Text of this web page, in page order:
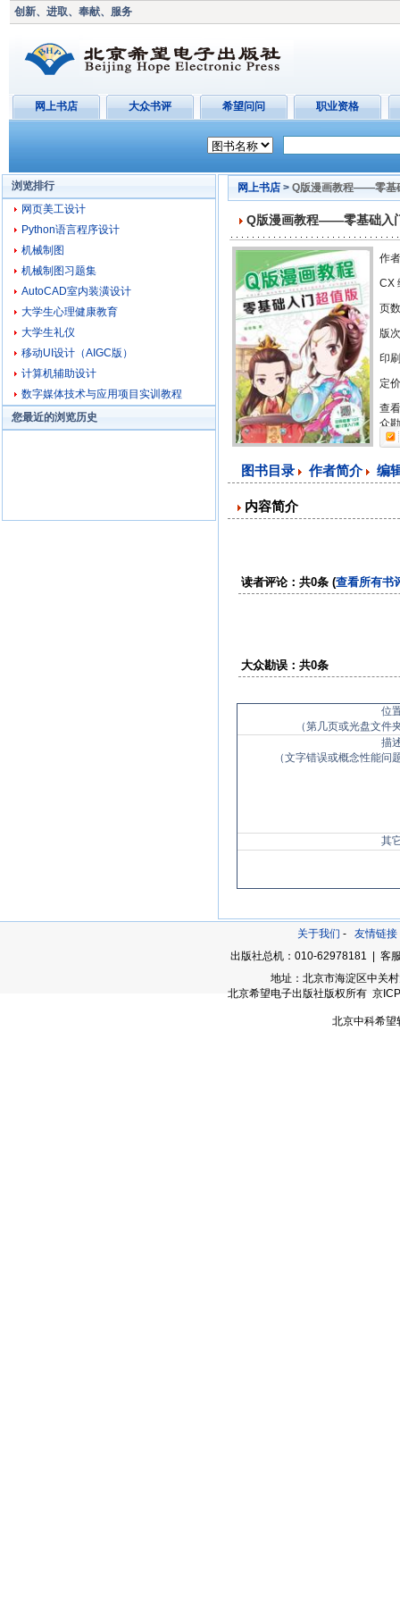
创新、进取、奉献、服务
网上书店 大众书评 希望问问 职业资格
浏览排行
网页美工设计
Python语言程序设计
机械制图
机械制图习题集
AutoCAD室内装潢设计
大学生心理健康教育
大学生礼仪
移动UI设计（AIGC版）
计算机辅助设计
数字媒体技术与应用项目实训教程
您最近的浏览历史
网上书店 > Q版漫画教程——零基
Q版漫画教程——零基础入
作
CX
页
版
印
定
查
众
图书目录 作者简介 编
内容简介
读者评论：共0条 (查看所有书
大众勘误：共0条
位
（第几页或光盘文件
描
（文字错误或概念性能问
其
关于我们 - 友情链接
出版社总机：010-62978181 | 客
地址：北京市海淀区中关
北京希望电子出版社版权所有 京
北京中科希望